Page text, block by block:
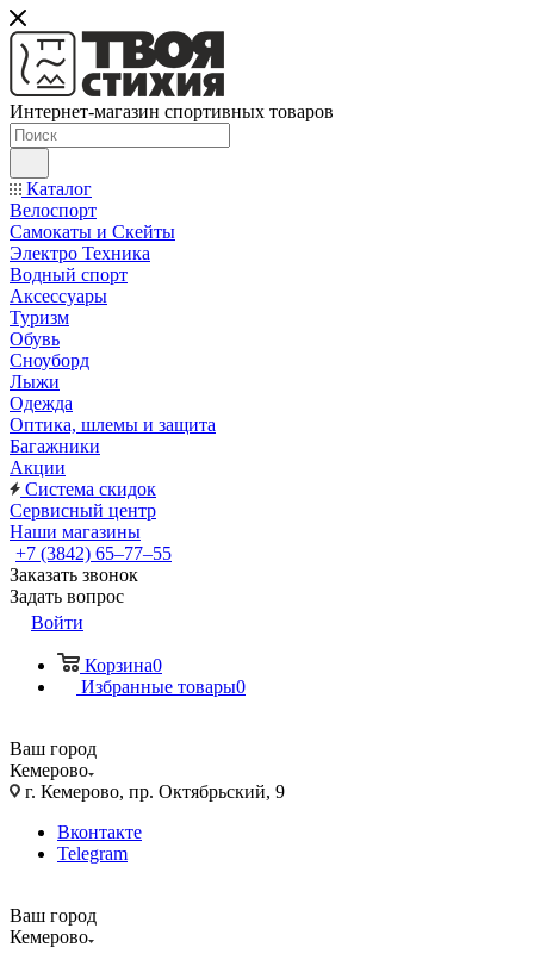
Интернет-магазин спортивных товаров
Каталог
Велоспорт
Самокаты и Скейты
Электро Техника
Водный спорт
Аксессуары
Туризм
Обувь
Сноуборд
Лыжи
Одежда
Оптика, шлемы и защита
Багажники
Акции
Система скидок
Сервисный центр
Наши магазины
+7 (3842) 65–77–55
Заказать звонок
Задать вопрос
Войти
Корзина0
Избранные товары0
Ваш город
Кемерово
г. Кемерово, пр. Октябрьский, 9
Вконтакте
Telegram
Ваш город
Кемерово